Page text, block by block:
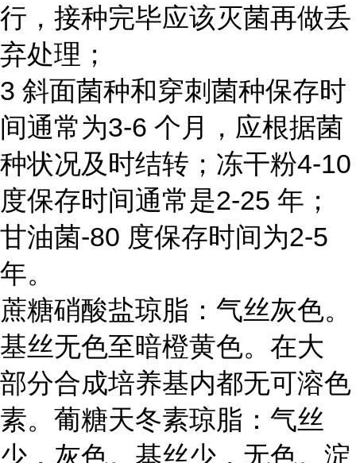
行，接种完毕应该灭菌再做丢
弃处理；
3 斜面菌种和穿刺菌种保存时
间通常为3-6 个月，应根据菌
种状况及时结转；冻干粉4-10
度保存时间通常是2-25 年；
甘油菌-80 度保存时间为2-5
年。
蔗糖硝酸盐琼脂：气丝灰色。
基丝无色至暗橙黄色。在大
部分合成培养基内都无可溶色
素。葡糖天冬素琼脂：气丝
少，灰色。基丝少，无色。淀